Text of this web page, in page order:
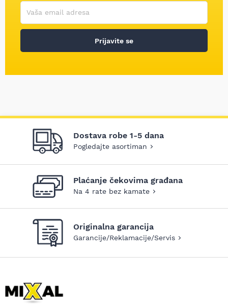
Korisničko ime
Vaša email adresa
Prijavite se
Dostava robe 1-5 dana
Pogledajte asortiman
Plaćanje čekovima građana
Na 4 rate bez kamate
Originalna garancija
Garancije/Reklamacije/Servis